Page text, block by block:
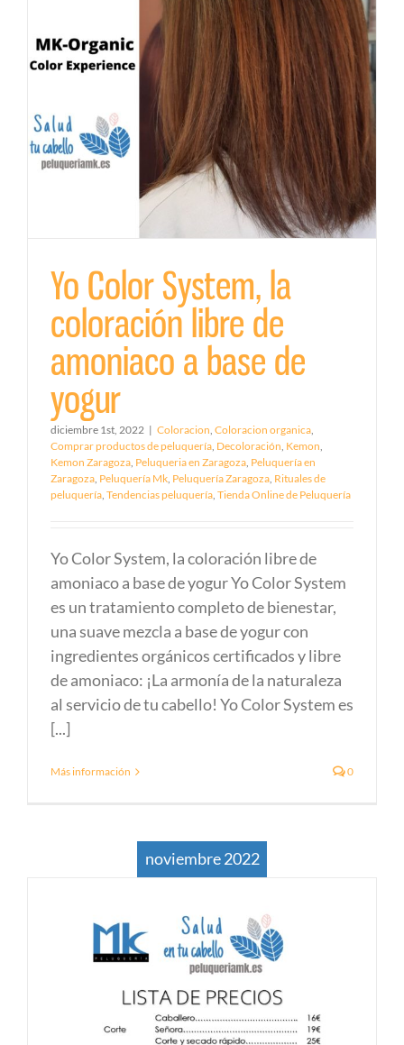
Yo Color System, la
coloración libre de
amoniaco a base de
yogur
diciembre 1st, 2022 | Coloracion, Coloracion organica,
Comprar productos de peluquería, Decoloración, Kemon,
Kemon Zaragoza, Peluqueria en Zaragoza, Peluquería en
Zaragoza, Peluquería Mk, Peluquería Zaragoza, Rituales de
peluquería, Tendencias peluquería, Tienda Online de Peluquería
Yo Color System, la coloración libre de
amoniaco a base de yogur Yo Color System
es un tratamiento completo de bienestar,
una suave mezcla a base de yogur con
ingredientes orgánicos certificados y libre
de amoniaco: ¡La armonía de la naturaleza
al servicio de tu cabello! Yo Color System es
[...]
Más información 0
noviembre 2022